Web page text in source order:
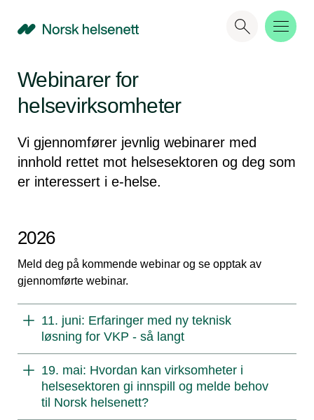
NHN
Webinarer for
helsevirksomheter
Vi gjennomfører jevnlig webinarer med
innhold rettet mot helsesektoren og deg som
er interessert i e-helse.
2026
Meld deg på kommende webinar og se opptak av
gjennomførte webinar.
11. juni: Erfaringer med ny teknisk
løsning for VKP - så langt
19. mai: Hvordan kan virksomheter i
helsesektoren gi innspill og melde behov
til Norsk helsenett?